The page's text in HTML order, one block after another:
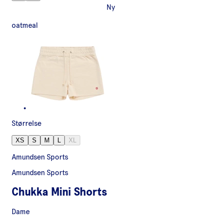
Ny
oatmeal
Størrelse
XS S M L XL
Amundsen Sports
Amundsen Sports
Chukka Mini Shorts
Dame